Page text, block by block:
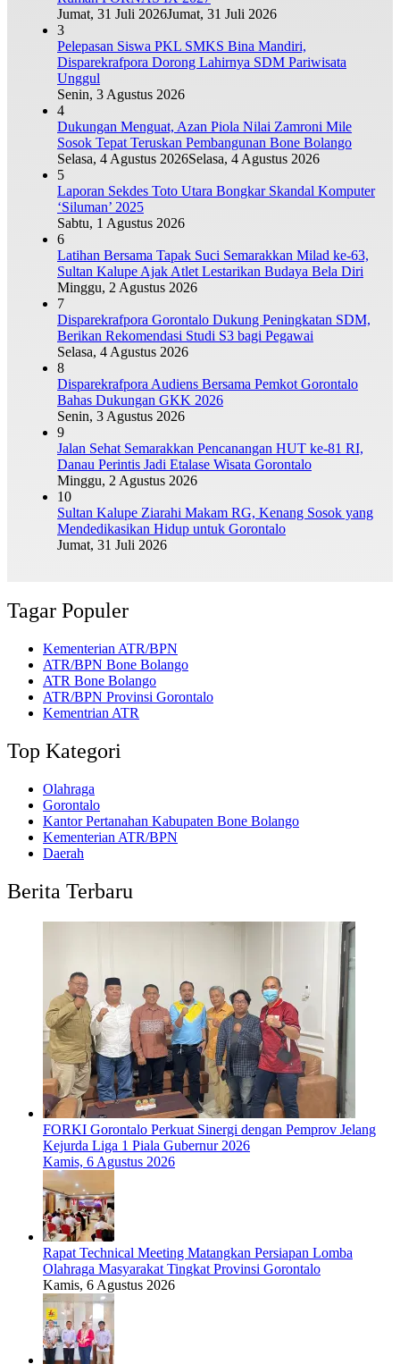
Jumat, 31 Juli 2026Jumat, 31 Juli 2026
3
Pelepasan Siswa PKL SMKS Bina Mandiri,
Disparekrafpora Dorong Lahirnya SDM Pariwisata
Unggul
Senin, 3 Agustus 2026
4
Dukungan Menguat, Azan Piola Nilai Zamroni Mile
Sosok Tepat Teruskan Pembangunan Bone Bolango
Selasa, 4 Agustus 2026Selasa, 4 Agustus 2026
5
Laporan Sekdes Toto Utara Bongkar Skandal Komputer
‘Siluman’ 2025
Sabtu, 1 Agustus 2026
6
Latihan Bersama Tapak Suci Semarakkan Milad ke-63,
Sultan Kalupe Ajak Atlet Lestarikan Budaya Bela Diri
Minggu, 2 Agustus 2026
7
Disparekrafpora Gorontalo Dukung Peningkatan SDM,
Berikan Rekomendasi Studi S3 bagi Pegawai
Selasa, 4 Agustus 2026
8
Disparekrafpora Audiens Bersama Pemkot Gorontalo
Bahas Dukungan GKK 2026
Senin, 3 Agustus 2026
9
Jalan Sehat Semarakkan Pencanangan HUT ke-81 RI,
Danau Perintis Jadi Etalase Wisata Gorontalo
Minggu, 2 Agustus 2026
10
Sultan Kalupe Ziarahi Makam RG, Kenang Sosok yang
Mendedikasikan Hidup untuk Gorontalo
Jumat, 31 Juli 2026
Tagar Populer
Kementerian ATR/BPN
ATR/BPN Bone Bolango
ATR Bone Bolango
ATR/BPN Provinsi Gorontalo
Kementrian ATR
Top Kategori
Olahraga
Gorontalo
Kantor Pertanahan Kabupaten Bone Bolango
Kementerian ATR/BPN
Daerah
Berita Terbaru
FORKI Gorontalo Perkuat Sinergi dengan Pemprov Jelang
Kejurda Liga 1 Piala Gubernur 2026
Kamis, 6 Agustus 2026
Rapat Technical Meeting Matangkan Persiapan Lomba
Olahraga Masyarakat Tingkat Provinsi Gorontalo
Kamis, 6 Agustus 2026